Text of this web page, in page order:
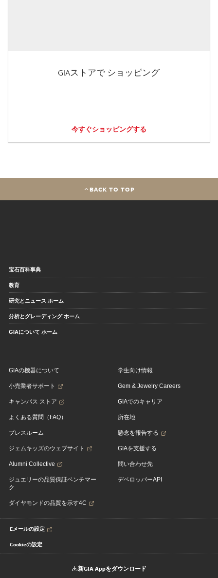
GIAストアで ショッピング
今すぐショッピングする
BACK TO TOP
宝石百科事典
教育
研究とニュース ホーム
分析とグレーディング ホーム
GIAについて ホーム
GIAの機器について
小売業者サポート
キャンパス ストア
よくある質問（FAQ）
プレスルーム
ジェムキッズのウェブサイト
Alumni Collective
ジュエリーの品質保証ベンチマー
ク
ダイヤモンドの品質を示す4C
学生向け情報
Gem & Jewelry Careers
GIAでのキャリア
所在地
懸念を報告する
GIAを支援する
問い合わせ先
デベロッパーAPI
Eメールの設定
Cookieの設定
新GIA Appをダウンロード